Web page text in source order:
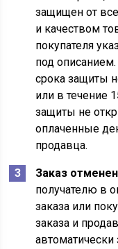
защищен от
и качеством
покупателя
под
срока защиты
или в течение
защиты не
оплаченные
продавца.
Заказ
получателю в
заказа или
заказа и